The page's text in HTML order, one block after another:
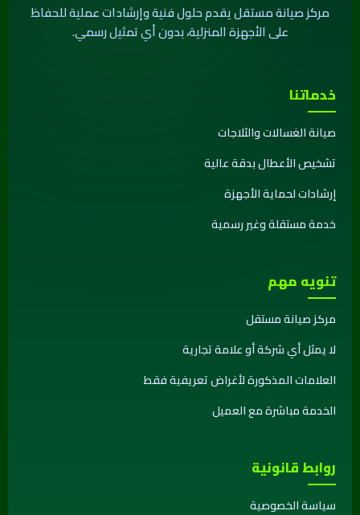
مركز صيانة مستقل يقدم حلول فنية وإرشادات عملية للحفاظ
على الأجهزة المنزلية، بدون أي تمثيل رسمي.
خدماتنا
صيانة الغسالات والثلاجات
تشخيص الأعطال بدقة عالية
إرشادات لحماية الأجهزة
خدمة مستقلة وغير رسمية
تنويه مهم
مركز صيانة مستقل
لا يمثل أي شركة أو علامة تجارية
العلامات المذكورة لأغراض تعريفية فقط
الخدمة مباشرة مع العميل
روابط قانونية
سياسة الخصوصية